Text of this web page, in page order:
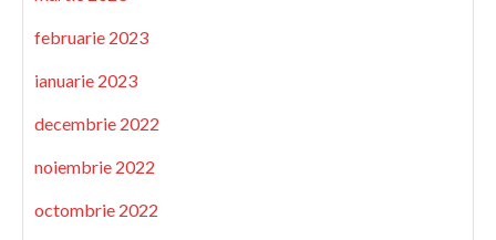
februarie 2023
ianuarie 2023
decembrie 2022
noiembrie 2022
octombrie 2022